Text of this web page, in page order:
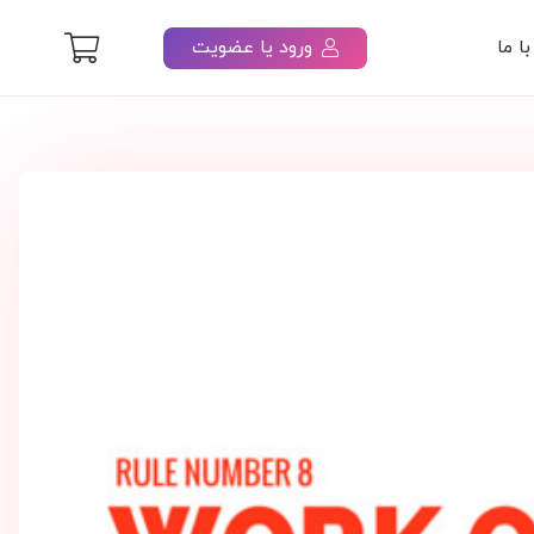
ما ورود یا عضویت